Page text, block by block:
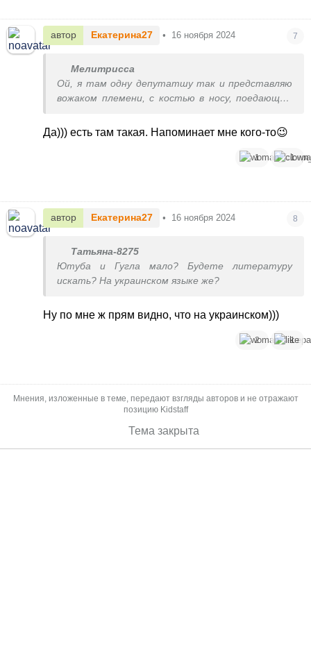
автор Екатерина27 • 16 ноября 2024 7
Мелитрисса
Ой, я там одну депутатшу так и представляю
вожаком племени, с костью в носу, поедающую
Да))) есть там такая. Напоминает мне кого-то😉
1 1
автор Екатерина27 • 16 ноября 2024 8
Татьяна-8275
Ютуба и Гугла мало? Будете литературу
искать? На украинском языке же?
Ну по мне ж прям видно, что на украинском)))
2 1
Мнения, изложенные в теме, передают взгляды авторов и не отражают
позицию Kidstaff
Тема закрыта